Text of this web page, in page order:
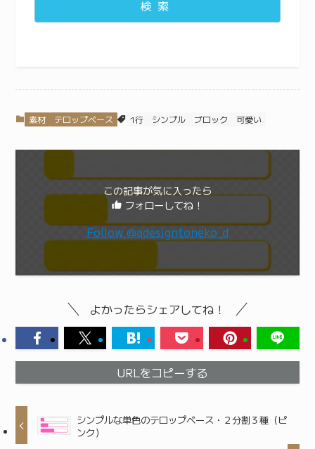
検索
素材 テロップベース 1行 シンプル ブロック 可愛い
この記事が気に入ったら
フォローしてね！
Follow @adesigntoneko_d
よかったらシェアしてね！
URLをコピーする
シンプルな単色のテロップベース・２分割３種（ピ
ンク）